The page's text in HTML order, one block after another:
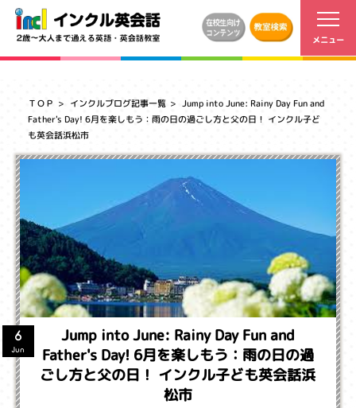
ＴＯＰ インクルブログ記事一覧 Jump into June: Rainy Day Fun and
Father's Day! 6月を楽しもう：雨の日の過ごし方と父の日！ インクル子ど
も英会話浜松市
Jump into June: Rainy Day Fun and
Father's Day! 6月を楽しもう：雨の日の過
ごし方と父の日！ インクル子ども英会話浜
松市
6
Jun